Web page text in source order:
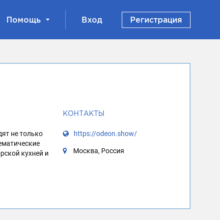
Помощь Вход Регистрация
не только
кухней и
КОНТАКТЫ
https://odeon.show/
Москва, Россия